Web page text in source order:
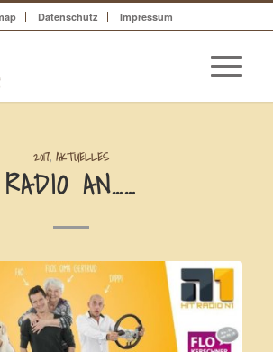
Datenschutz Impressum
2017, AKTUELLES
RADIO AN……